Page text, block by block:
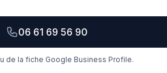
06 61 69 56 90
de la fiche Google Business Profile.